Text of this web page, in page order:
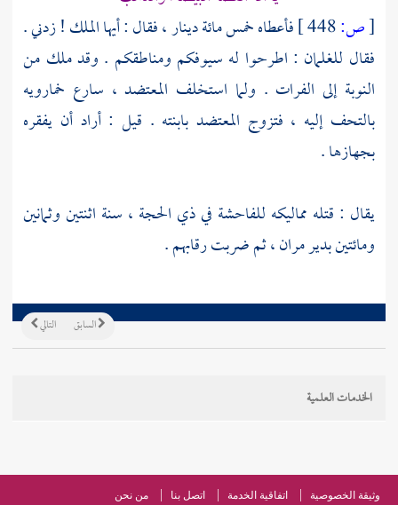
[ص:
فأعطاه خمس مائة دينار ، فقال : أيها الملك ! زدني .
فقال للغلمان : اطرحوا له سيوفكم ومناطقكم . وقد ملك من
النوبةإلى الفرات . ولما استخلف المعتضد ، سارع خمارويه
بالتحف إليه ، فتزوج المعتضد بابنته . قيل : أراد أن يفقره
بجهازها .
يقال : قتله مماليكه للفاحشة في ذي الحجة ، سنة اثنتين وثمانين
ومائتينبدير مران، ثم ضربت رقابهم .
التالي السابق
الخدمات العلمية
وثيقة الخصوصية اتفاقية الخدمة اتصل بنا من نحن